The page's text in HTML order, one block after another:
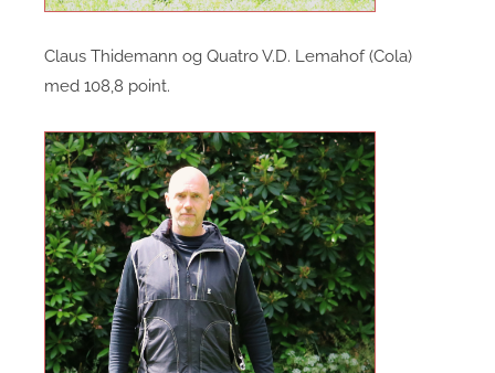
Claus Thidemann og Quatro V.D. Lemahof (Cola)
med 108,8 point.